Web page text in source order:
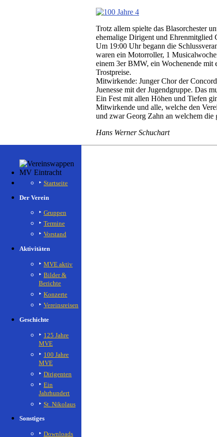
Trotz allem spielte das Blasorchester
ehemalige Dirigent und Ehrenmitglied
Um 19:00 Uhr begann die
waren ein Motorroller, 1
einem 3er BMW, ein Wochenende mit
Trostpreise.
Mitwirkende: Junger Chor der
Juenesse mit der Jugendgruppe. Das
Ein Fest mit allen Höhen und Tiefen
Mitwirkende und alle, welche den
und zwar Georg Zahn an welchem
Hans Werner Schuchart
Startseite
Der Verein
Gruppen
Termine
Vorstand
Aktivitäten
MVE aktiv
Bilder &
Berichte
Konzerte
Vereinsreisen
Geschichte
125 Jahre
MVE
100 Jahre
MVE
Dirigenten
Ein
Jahrhundert
St. Nikolaus
Sonstiges
Downloads